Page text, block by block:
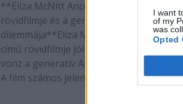
I want
of my
was
Opted
**Eliza McNitt Ancestra című
rövidfilmje és a generatív AI
dilemmája**Eliza McNitt új, *Ancestra*
című rövidfilmje jól illusztrálja, miért
vonz a generatív AI a filmipar számára.
A film számos jelenetét Google…